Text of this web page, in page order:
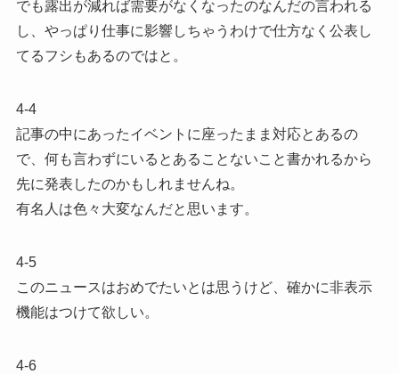
でも露出が減れば需要がなくなったのなんだの言われる
し、やっぱり仕事に影響しちゃうわけで仕方なく公表し
てるフシもあるのではと。
4-4
記事の中にあったイベントに座ったまま対応とあるの
で、何も言わずにいるとあることないこと書かれるから
先に発表したのかもしれませんね。
有名人は色々大変なんだと思います。
4-5
このニュースはおめでたいとは思うけど、確かに非表示
機能はつけて欲しい。
4-6